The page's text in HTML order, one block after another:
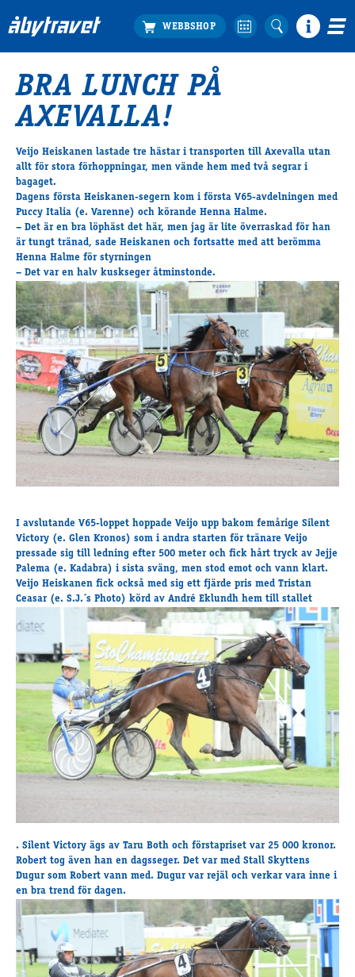
Köp biljett
Travprogrammet
Bra att veta
Restauranger
Catering by Lyon
Hotell nära oss
Nybörjar­guide
Presentkort
Tävlingsdagar
FAQ
Travkonferens
Exponering & värdskap
Aktiviteter
Tävling
Träning och provlopp
Aktiva
Månadens hästägare 2026
Månadens B-tränare 2026
Euro Classic Trot
Andelshästar
Åby Stora Pris 2026
Supertorsdag för företag
Supertorsdag
Ponnytravtävlingar
Ridsport
Om travskolan
Samarbetspartners
Licenskurser
Kursutbud och Aktiviteter
Ungdoms­stipendium
Ledningsgrupp
BRA LUNCH PÅ
AXEVALLA!
Veijo Heiskanen lastade tre hästar i transporten till Axevalla utan
allt för stora förhoppningar, men vände hem med två segrar i
bagaget.
Dagens första Heiskanen-segern kom i första V65-avdelningen med
Puccy Italia (e. Varenne) och körande Henna Halme.
– Det är en bra löphäst det här, men jag är lite överraskad för han
är tungt tränad, sade Heiskanen och fortsatte med att berömma
Henna Halme för styrningen
– Det var en halv kuskseger åtminstonde.
I avslutande V65-loppet hoppade Veijo upp bakom femårige Silent
Victory (e. Glen Kronos) som i andra starten för tränare Veijo
pressade sig till ledning efter 500 meter och fick hårt tryck av Jejje
Palema (e. Kadabra) i sista sväng, men stod emot och vann klart.
Veijo Heiskanen fick också med sig ett fjärde pris med Tristan
Ceasar (e. S.J.´s Photo) körd av André Eklundh hem till stallet
. Silent Victory ägs av Taru Both och förstapriset var 25 000 kronor.
Robert tog även han en dagsseger. Det var med Stall Skyttens
Dugur som Robert vann med. Dugur var rejäl och verkar vara inne i
en bra trend för dagen.